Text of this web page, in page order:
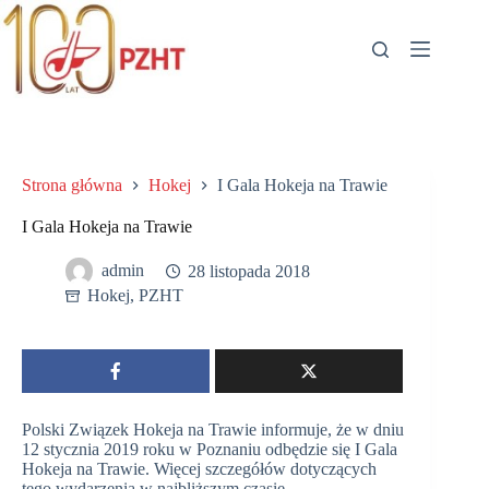
Przejdź
do
Strona główna Hokej I Gala Hokeja na Trawie
I Gala Hokeja na Trawie
admin
28 listopada 2018
Hokej, PZHT
Polski Związek Hokeja na Trawie informuje, że w dniu
12 stycznia 2019 roku w Poznaniu odbędzie się I Gala
Hokeja na Trawie. Więcej szczegółów dotyczących